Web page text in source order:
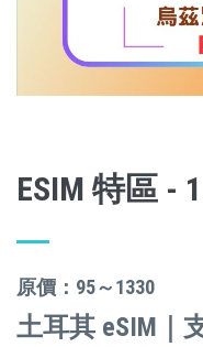
ESIM 特區 -
原價：95～1330
土耳其 eSIM｜